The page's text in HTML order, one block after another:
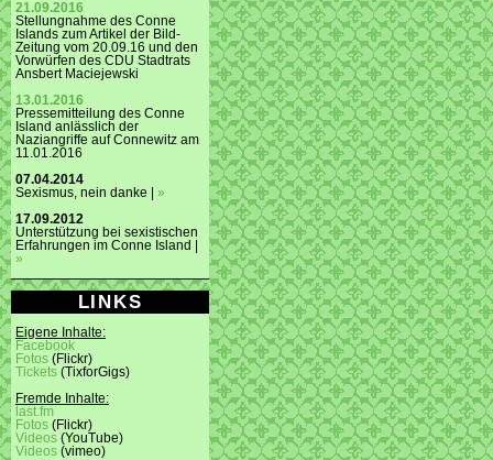
21.09.2016
Stellungnahme des Conne
Islands zum Artikel der Bild-
Zeitung vom 20.09.16 und den
Vorwürfen des CDU Stadtrats
Ansbert Maciejewski
13.01.2016
Pressemitteilung des Conne
Island anlässlich der
Naziangriffe auf Connewitz am
11.01.2016
07.04.2014
Sexismus, nein danke | »
17.09.2012
Unterstützung bei sexistischen
Erfahrungen im Conne Island |
»
LINKS
Eigene Inhalte:
Facebook
Fotos (Flickr)
Tickets (TixforGigs)
Fremde Inhalte:
last.fm
Fotos (Flickr)
Videos (YouTube)
Videos (vimeo)